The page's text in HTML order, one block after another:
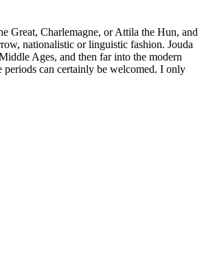
Great, Charlemagne, or Attila the Hun, and
nationalistic or linguistic fashion. Jouda
Ages, and then far into the modern
periods can certainly be welcomed. I only